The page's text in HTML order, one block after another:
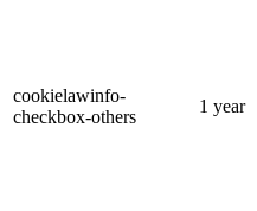
cookielawinfo-
checkbox-others
1 year